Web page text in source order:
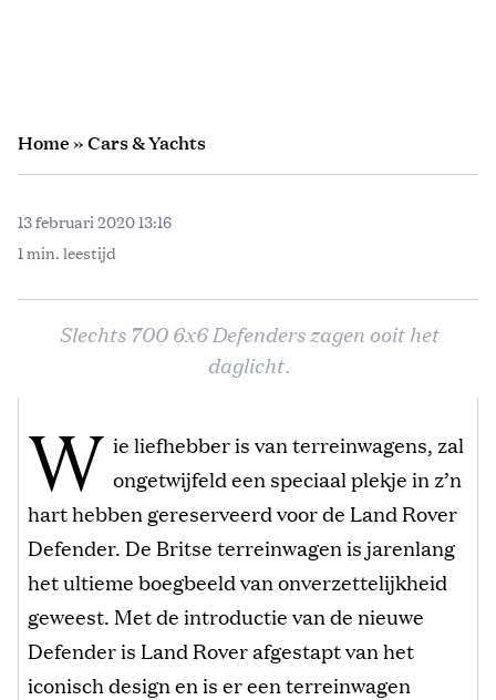
Home»Cars & Yachts
13 februari 2020 13:16
1 min. leestijd
Slechts 700 6x6 Defenders zagen ooit het
daglicht.
W ie liefhebber is van terreinwagens, zal
ongetwijfeld een speciaal plekje in z’n
hart hebben gereserveerd voor de Land Rover
Defender. De Britse terreinwagen is jarenlang
het ultieme boegbeeld van onverzettelijkheid
geweest. Met de introductie van de nieuwe
Defender is Land Rover afgestapt van het
iconisch design en is er een terreinwagen